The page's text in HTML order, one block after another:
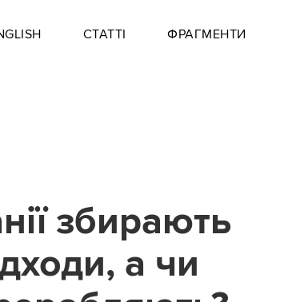
СТАТТІ ФРАГМЕНТИ
збирають
а чи